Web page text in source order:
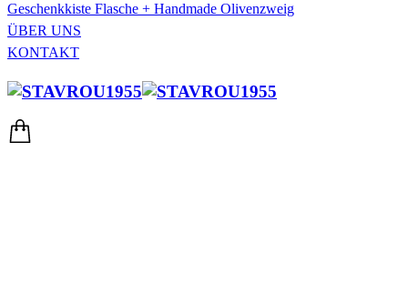
Geschenkkiste Flasche + Handmade Olivenzweig
ÜBER UNS
KONTAKT